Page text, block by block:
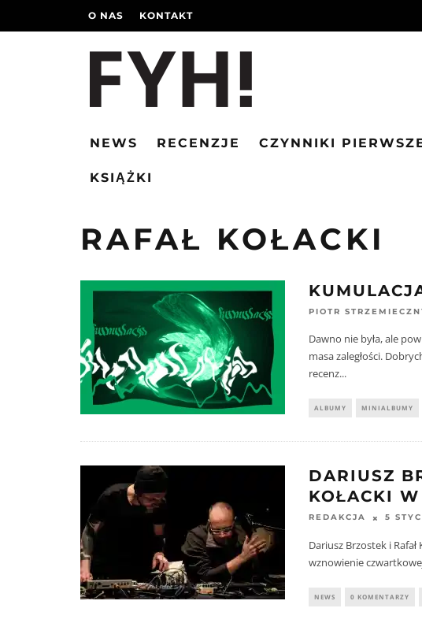
O NAS KONTAKT
NEWS RECENZJE CZYNNIKI
KSIĄŻKI
RAFAŁ KOŁACKI
PIOTR
Dawno nie była, ale
masa zaległości.
recenz...
ALBUMY MINIALBUMY
DARIUSZ
KOŁACKI W
REDAKCJA 5
Dariusz Brzostek i
wznowienie
NEWS 0 KOMENTARZY